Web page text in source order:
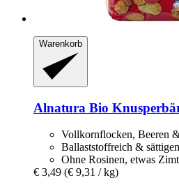
Warenkorb
Alnatura Bio
Vollkornflocken, Beeren
Ballaststoffreich &
Ohne Rosinen, etwas Zimt
€ 3,49 (€ 9,31 / kg)